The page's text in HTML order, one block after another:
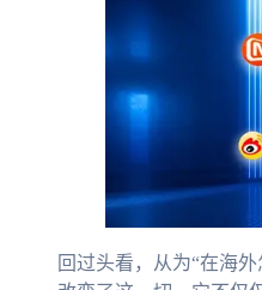
回过头看，从为“在海